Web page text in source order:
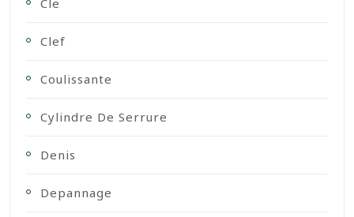
Clef
Coulissante
Cylindre De Serrure
Denis
Depannage